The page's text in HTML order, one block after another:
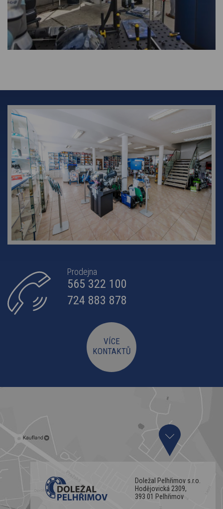
Prodejna
565 322 100
724 883 878
VÍCE
KONTAKTŮ
Doležal Pelhřimov s.r.o.
Hodějovická 2309,
393 01 Pelhřimov